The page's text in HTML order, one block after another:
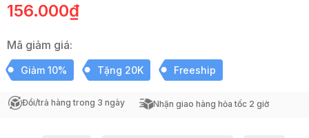
156.000₫
Mã giảm giá:
Giảm 10% Tặng 20K Freeship
Đổi/trả hàng trong 3 ngày Nhận giao hàng hỏa tốc 2 giờ